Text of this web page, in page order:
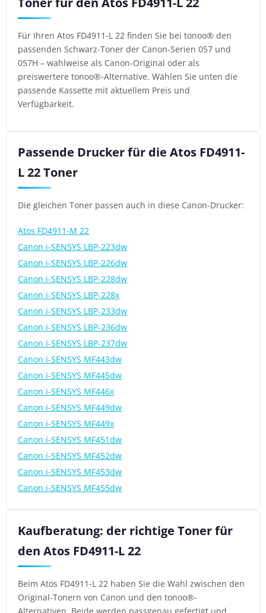
Für Ihren Atos FD4911-L 22 finden Sie bei tonoo® den
passenden Schwarz-Toner der Canon-Serien 057 und
057H – wahlweise als Canon-Original oder als
preiswertere tonoo®-Alternative. Wählen Sie unten die
passende Kassette mit aktuellem Preis und
Verfügbarkeit.
Passende Drucker für die Atos FD4911-
L 22 Toner
Die gleichen Toner passen auch in diese Canon-Drucker:
Atos FD4911-M 22
Canon i-SENSYS LBP-223dw
Canon i-SENSYS LBP-226dw
Canon i-SENSYS LBP-228dw
Canon i-SENSYS LBP-228x
Canon i-SENSYS LBP-233dw
Canon i-SENSYS LBP-236dw
Canon i-SENSYS LBP-237dw
Canon i-SENSYS MF443dw
Canon i-SENSYS MF445dw
Canon i-SENSYS MF446x
Canon i-SENSYS MF449dw
Canon i-SENSYS MF449x
Canon i-SENSYS MF451dw
Canon i-SENSYS MF452dw
Canon i-SENSYS MF453dw
Canon i-SENSYS MF455dw
Kaufberatung: der richtige Toner für
den Atos FD4911-L 22
Beim Atos FD4911-L 22 haben Sie die Wahl zwischen den
Original-Tonern von Canon und den tonoo®-
Alternativen. Beide werden passgenau gefertigt und